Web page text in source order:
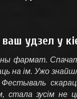
удзел у
фармат.
на ім. Ужо
Фестываль
стала зусім не